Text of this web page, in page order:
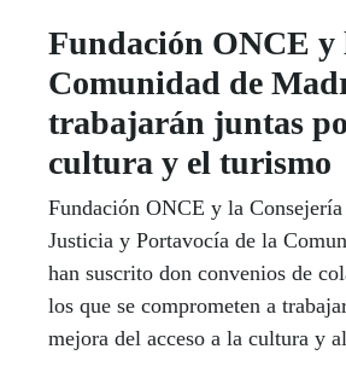
Fundación ONCE y
Comunidad de
trabajarán juntas
cultura y el turismo
Fundación ONCE y la Consejería
Justicia y Portavocía de la
han suscrito don convenios de
los que se comprometen a
mejora del acceso a la cultura y